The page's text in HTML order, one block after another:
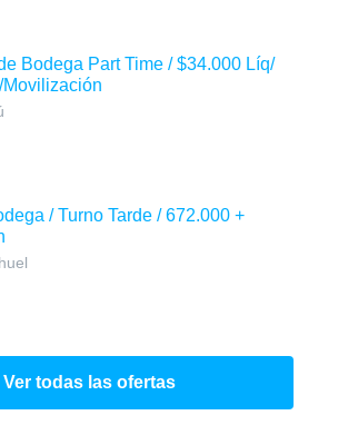
Bodega Part Time / $34.000 Líq/
/ Turno Tarde / 672.000 +
Ver todas las ofertas